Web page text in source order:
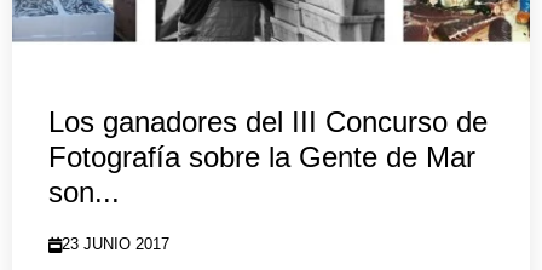
Los ganadores del III Concurso de
Fotografía sobre la Gente de Mar
son...
23 JUNIO 2017